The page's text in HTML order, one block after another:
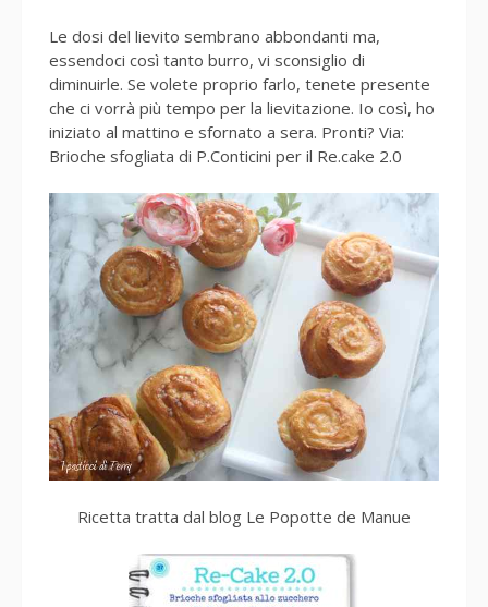
Le dosi del lievito sembrano abbondanti ma,
essendoci così tanto burro, vi sconsiglio di
diminuirle. Se volete proprio farlo, tenete presente
che ci vorrà più tempo per la lievitazione. Io così, ho
iniziato al mattino e sfornato a sera. Pronti? Via:
Brioche sfogliata di P.Conticini per il Re.cake 2.0
Ricetta tratta dal blog Le Popotte de Manue